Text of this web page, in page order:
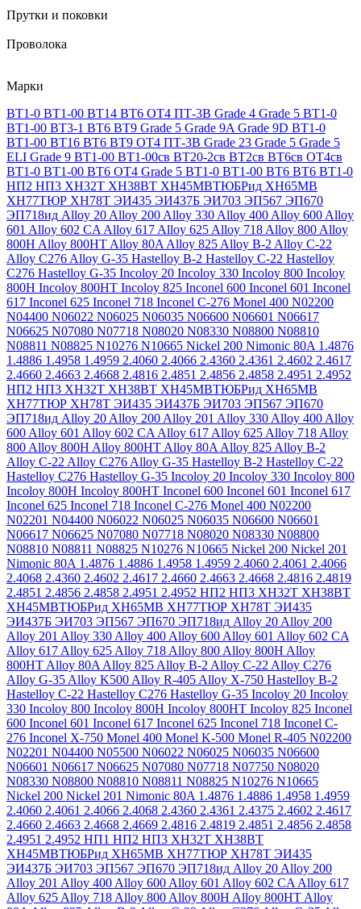
Прутки и поковки
Проволока
Марки
ВТ1-0 ВТ1-00 ВТ14 ВТ6 ОТ4 ПТ-3В Grade 4 Grade 5 ВТ1-0
ВТ1-00 ВТ3-1 ВТ6 ВТ9 Grade 5 Grade 9A Grade 9D ВТ1-0
ВТ1-00 ВТ16 ВТ6 ВТ9 ОТ4 ПТ-3В Grade 23 Grade 5 Grade 5
ELI Grade 9 ВТ1-00 ВТ1-00св ВТ20-2св ВТ2св ВТ6св ОТ4св
ВТ1-0 ВТ1-00 ВТ6 ОТ4 Grade 5 ВТ1-0 ВТ1-00 ВТ6 ВТ6 ВТ1-0
НП2 НП3 ХН32Т ХН38ВТ ХН45МВТЮБРид ХН65МВ
ХН77ТЮР ХН78Т ЭИ435 ЭИ437Б ЭИ703 ЭП567 ЭП670
ЭП718ид Alloy 20 Alloy 200 Alloy 330 Alloy 400 Alloy 600 Alloy
601 Alloy 602 CA Alloy 617 Alloy 625 Alloy 718 Alloy 800 Alloy
800H Alloy 800HT Alloy 80A Alloy 825 Alloy B-2 Alloy C-22
Alloy C276 Alloy G-35 Hastelloy B-2 Hastelloy C-22 Hastelloy
C276 Hastelloy G-35 Incoloy 20 Incoloy 330 Incoloy 800 Incoloy
800H Incoloy 800HT Incoloy 825 Inconel 600 Inconel 601 Inconel
617 Inconel 625 Inconel 718 Inconel C-276 Monel 400 N02200
N04400 N06022 N06025 N06035 N06600 N06601 N06617
N06625 N07080 N07718 N08020 N08330 N08800 N08810
N08811 N08825 N10276 N10665 Nickel 200 Nimonic 80A 1.4876
1.4886 1.4958 1.4959 2.4060 2.4066 2.4360 2.4361 2.4602 2.4617
2.4660 2.4663 2.4668 2.4816 2.4851 2.4856 2.4858 2.4951 2.4952
НП2 НП3 ХН32Т ХН38ВТ ХН45МВТЮБРид ХН65МВ
ХН77ТЮР ХН78Т ЭИ435 ЭИ437Б ЭИ703 ЭП567 ЭП670
ЭП718ид Alloy 20 Alloy 200 Alloy 201 Alloy 330 Alloy 400 Alloy
600 Alloy 601 Alloy 602 CA Alloy 617 Alloy 625 Alloy 718 Alloy
800 Alloy 800H Alloy 800HT Alloy 80A Alloy 825 Alloy B-2
Alloy C-22 Alloy C276 Alloy G-35 Hastelloy B-2 Hastelloy C-22
Hastelloy C276 Hastelloy G-35 Incoloy 20 Incoloy 330 Incoloy 800
Incoloy 800H Incoloy 800HT Inconel 600 Inconel 601 Inconel 617
Inconel 625 Inconel 718 Inconel C-276 Monel 400 N02200
N02201 N04400 N06022 N06025 N06035 N06600 N06601
N06617 N06625 N07080 N07718 N08020 N08330 N08800
N08810 N08811 N08825 N10276 N10665 Nickel 200 Nickel 201
Nimonic 80A 1.4876 1.4886 1.4958 1.4959 2.4060 2.4061 2.4066
2.4068 2.4360 2.4602 2.4617 2.4660 2.4663 2.4668 2.4816 2.4819
2.4851 2.4856 2.4858 2.4951 2.4952 НП2 НП3 ХН32Т ХН38ВТ
ХН45МВТЮБРид ХН65МВ ХН77ТЮР ХН78Т ЭИ435
ЭИ437Б ЭИ703 ЭП567 ЭП670 ЭП718ид Alloy 20 Alloy 200
Alloy 201 Alloy 330 Alloy 400 Alloy 600 Alloy 601 Alloy 602 CA
Alloy 617 Alloy 625 Alloy 718 Alloy 800 Alloy 800H Alloy
800HT Alloy 80A Alloy 825 Alloy B-2 Alloy C-22 Alloy C276
Alloy G-35 Alloy K500 Alloy R-405 Alloy X-750 Hastelloy B-2
Hastelloy C-22 Hastelloy C276 Hastelloy G-35 Incoloy 20 Incoloy
330 Incoloy 800 Incoloy 800H Incoloy 800HT Incoloy 825 Inconel
600 Inconel 601 Inconel 617 Inconel 625 Inconel 718 Inconel C-
276 Inconel X-750 Monel 400 Monel K-500 Monel R-405 N02200
N02201 N04400 N05500 N06022 N06025 N06035 N06600
N06601 N06617 N06625 N07080 N07718 N07750 N08020
N08330 N08800 N08810 N08811 N08825 N10276 N10665
Nickel 200 Nickel 201 Nimonic 80A 1.4876 1.4886 1.4958 1.4959
2.4060 2.4061 2.4066 2.4068 2.4360 2.4361 2.4375 2.4602 2.4617
2.4660 2.4663 2.4668 2.4669 2.4816 2.4819 2.4851 2.4856 2.4858
2.4951 2.4952 НП1 НП2 НП3 ХН32Т ХН38ВТ
ХН45МВТЮБРид ХН65МВ ХН77ТЮР ХН78Т ЭИ435
ЭИ437Б ЭИ703 ЭП567 ЭП670 ЭП718ид Alloy 20 Alloy 200
Alloy 201 Alloy 400 Alloy 600 Alloy 601 Alloy 602 CA Alloy 617
Alloy 625 Alloy 718 Alloy 800 Alloy 800H Alloy 800HT Alloy